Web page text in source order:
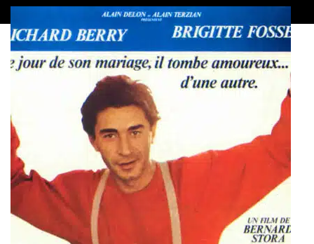
Les actrices
Les réalisateurs